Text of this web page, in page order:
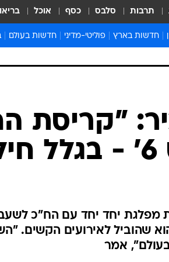
תרבות סלבס כסף אוכל
חדשות בארץ
ישראלים בחו"ל
בריאות
חברה ורווחה
פוליטי-מדיני חדשות בעולם
אפריקה"קריסת
מפלגת יחד יחד עם הח"כ
שהוביל לאירועים הקשים.
אמר